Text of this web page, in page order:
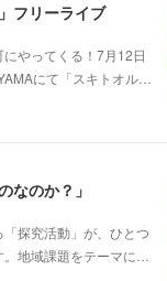
フリーライブ
やってくる！7月12日
にて「スキトオル…
なのか？」
探究活動」が、ひとつ
地域課題をテーマに…